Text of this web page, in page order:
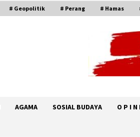
# Geopolitik # Perang # Hamas
AGAMA SOSIAL BUDAYA O P I N I